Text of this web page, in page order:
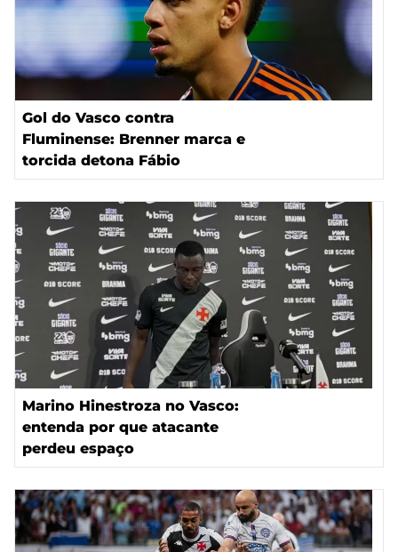
Gol do Vasco contra
Fluminense: Brenner marca e
torcida detona Fábio
Marino Hinestroza no Vasco:
entenda por que atacante
perdeu espaço